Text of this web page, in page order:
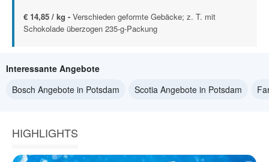
€ 14,85 / kg - Verschieden geformte Gebäcke; z. T. mit
Schokolade überzogen 235-g-Packung
Interessante Angebote
Bosch Angebote in Potsdam
Scotia Angebote in Potsdam
HIGHLIGHTS